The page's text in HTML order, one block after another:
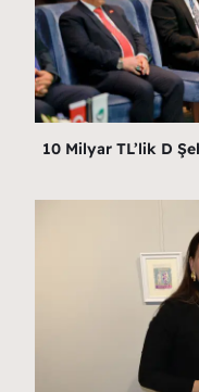
10 Milyar TL’lik D